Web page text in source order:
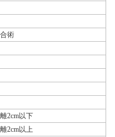
術
2cm以下
2cm以上